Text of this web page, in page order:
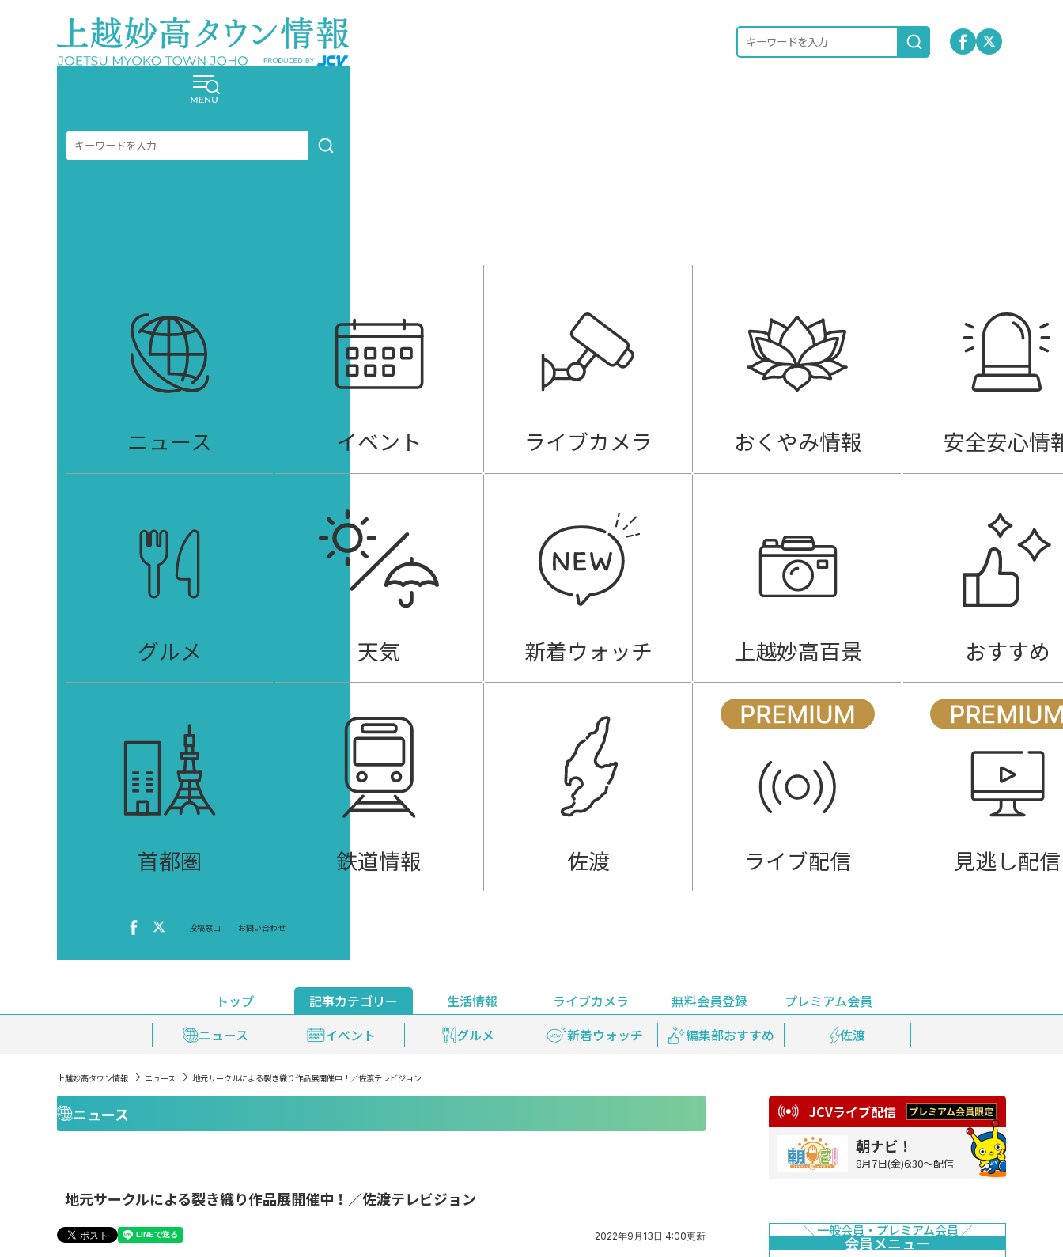
ニュース イベント ライブカメラ おくやみ情報 安全安心情
グルメ 天気 新着ウォッチ 上越妙高百景 おすすめ
首都圏 鉄道情報 佐渡 ライブ配信 見逃し配信
投稿窓口 お問い合わせ
トップ
記事カテゴリー
ニュース
イベント グルメ 新着ウォッチ 編集部おすすめ 佐渡
生活情報
おくやみ情報
安全安心情報 天気 上越妙高百景 鉄道情報
ライブカメラ 無料会員登録
プレミアム会員
ライブ配信
見逃し配信 プレミアム会員登録
上越妙高タウン情報 ニュース 地元サークルによる裂き織り作品展開催中！／佐渡テレビジョン
ニュース
地元サークルによる裂き織り作品展開催中！／佐渡テレビジョン
2022年9月13日 4:00更新
JCVライブ配信
朝ナビ！
8月7日(金)6:30～配信